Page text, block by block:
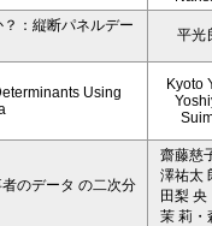
：縦断パネルデー
平光
Using
Kyoto
のデータ の二次分
齋藤慈
澤祐太
田梨 央
茉 莉・